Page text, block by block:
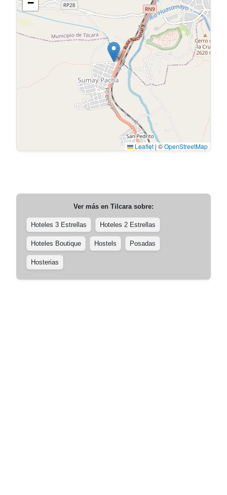
−
Leaflet | ©OpenStreetMap
Ver más en Tilcarasobre:
Hoteles 3 Estrellas Hoteles 2 Estrellas
Hoteles Boutique Hostels Posadas
Hosterias